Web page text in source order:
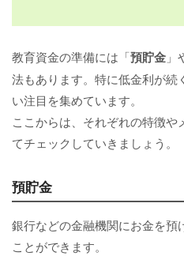
教育資金の準備には「預貯金 」
法もあります。特に低金利が続
い注目を集めています。
ここからは、それぞれの特徴
てチェックしていきましょう。
預貯金
銀行などの金融機関にお金を預
ことができます。